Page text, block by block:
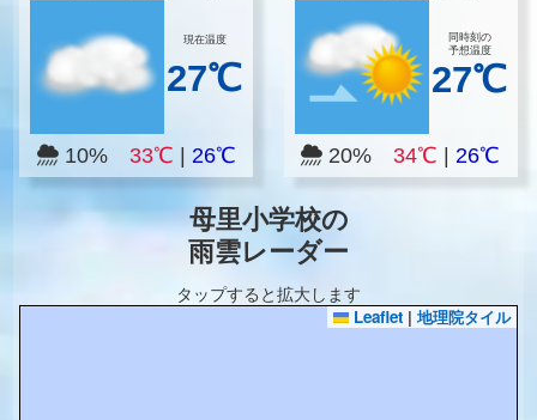
現在温度
27℃
10% 33℃ 26℃
同時刻の
予想温度
27℃
20%34℃ |26℃
母里小学校の
雨雲レーダー
タップすると拡大します
Leaflet | 地理院タイル